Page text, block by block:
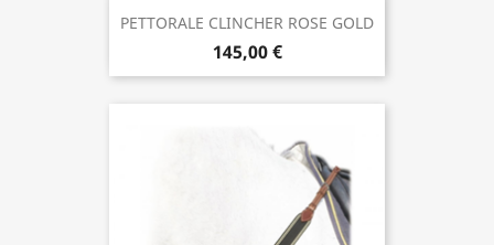
PETTORALE CLINCHER ROSE GOLD
145,00 €